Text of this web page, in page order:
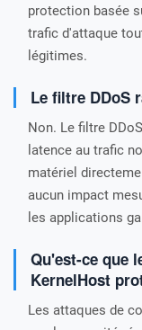
protection basée
trafic d'attaque
légitimes.
Le filtre DDoS
Non. Le filtre
latence au trafic
matériel
aucun impact
les applications
Qu'est-ce que
KernelHost
Les attaques de